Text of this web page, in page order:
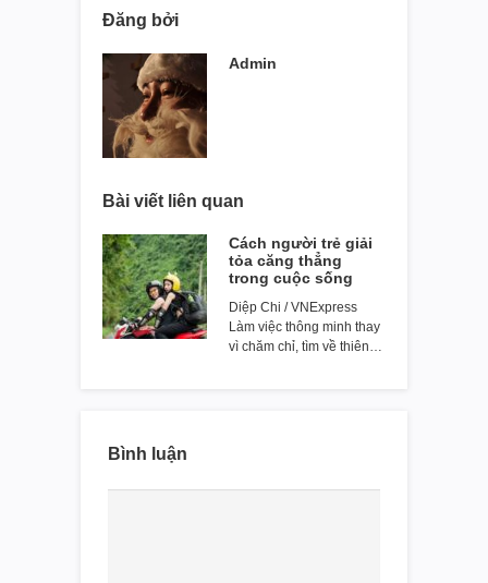
Đăng bởi
Admin
Bài viết liên quan
Cách người trẻ giải
tỏa căng thẳng
trong cuộc sống
Diệp Chi / VNExpress
Làm việc thông minh thay
vì chăm chỉ, tìm về thiên…
Bình luận